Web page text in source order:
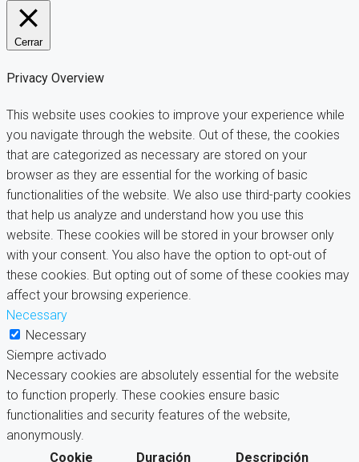
Cerrar
Privacy Overview
This website uses cookies to improve your experience while
you navigate through the website. Out of these, the cookies
that are categorized as necessary are stored on your
browser as they are essential for the working of basic
functionalities of the website. We also use third-party cookies
that help us analyze and understand how you use this
website. These cookies will be stored in your browser only
with your consent. You also have the option to opt-out of
these cookies. But opting out of some of these cookies may
affect your browsing experience.
Necessary
Necessary
Siempre activado
Necessary cookies are absolutely essential for the website
to function properly. These cookies ensure basic
functionalities and security features of the website,
anonymously.
Cookie
Duración Descripción